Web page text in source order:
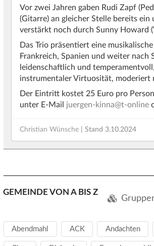
Vor zwei Jahren gaben Rudi Zapf
(Gitarre) an gleicher Stelle bereits
verstärkt noch durch Sunny Howard
Das Trio präsentiert eine
Frankreich, Spanien und weiter
leidenschaftlich und
instrumentaler Virtuosität, moderiert
Der Eintritt kostet 25 Euro pro
unter E-Mail juergen-kinna@t-online
Christian Wünsche| Stand 3.10.2024
GEMEINDE VON A BIS Z
Abendmahl ACK Andachten